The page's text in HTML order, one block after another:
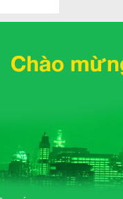
máy nén Invertercó hiệu
máy hoạt động êm ái và